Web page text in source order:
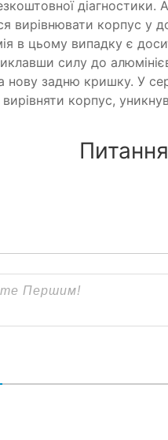
вирівнювати корпус у
в цьому випадку є
силу до
нову задню кришку. У
корпус,
Питання